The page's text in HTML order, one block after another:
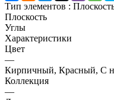
Тип элементов :
Плоскость
Углы
Характеристики
Цвет
—
Кирпичный, Красный, С
Коллекция
—